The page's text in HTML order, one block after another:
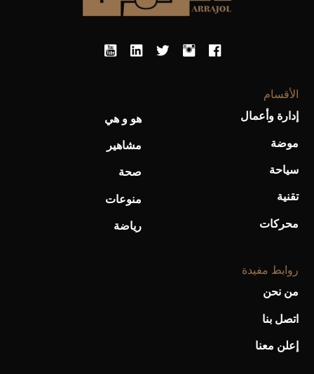
أحذية Mary Jane: ترف وأناقة للرجال
الأقسام
إدارة وأعمال
موضة
سياحة
تقنية
محركات
هو و هي
مشاهير
صحة
منوعات
رياضة
روابط مفيدة
من نحن
اتصل بنا
إعلن معنا